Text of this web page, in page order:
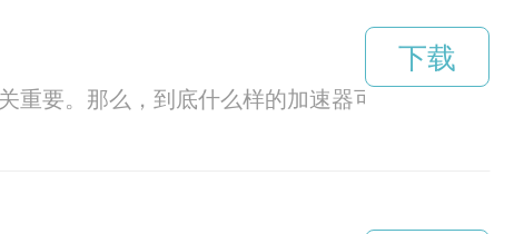
重要。那么，到底什么样的加速器可以让我们畅享
下载